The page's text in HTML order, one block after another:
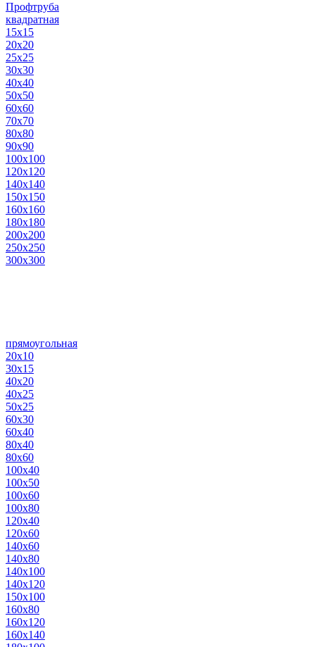
Профтруба
квадратная
15х15
20х20
25х25
30х30
40х40
50х50
60х60
70х70
80х80
90х90
100х100
120х120
140х140
150х150
160х160
180х180
200х200
250х250
300х300
прямоугольная
20х10
30х15
40х20
40х25
50х25
60х30
60х40
80х40
80х60
100х40
100х50
100х60
100х80
120х40
120х60
140х60
140х80
140х100
140х120
150х100
160х80
160х120
160х140